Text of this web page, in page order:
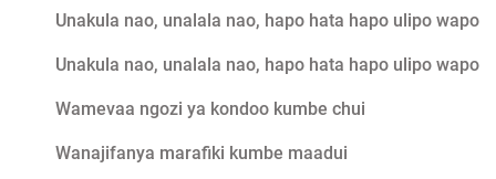
Unakula nao, unalala nao, hapo hata hapo ulipo wapo
Unakula nao, unalala nao, hapo hata hapo ulipo wapo
Wamevaa ngozi ya kondoo kumbe chui
Wanajifanya marafiki kumbe maadui